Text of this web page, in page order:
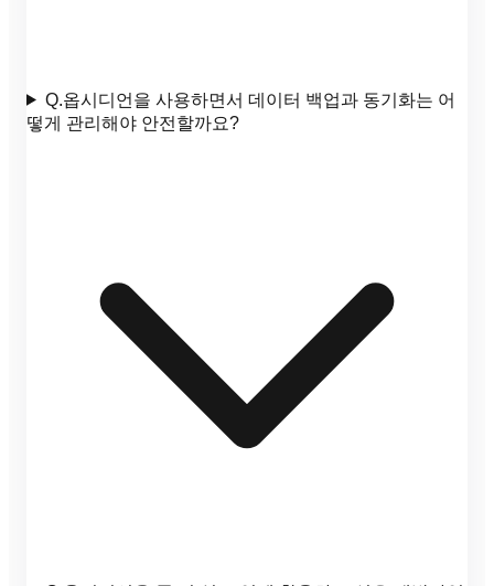
Q.옵시디언을 사용하면서 데이터 백업과 동기화는 어
떻게 관리해야 안전할까요?